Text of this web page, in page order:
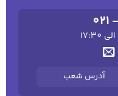
021
آدرس شعب